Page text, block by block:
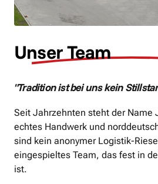
Unser Team
"Tradition ist bei uns kein
Seit Jahrzehnten steht der Name
echtes Handwerk und
sind kein anonymer Logistik-
eingespieltes Team, das fest in
ist.